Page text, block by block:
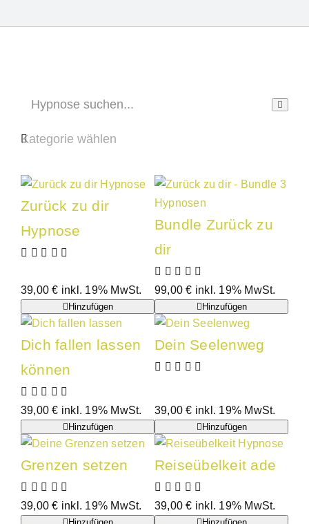
Zurück zu dir
Hypnose
39,00€ inkl. 19% MwSt.
Hinzufügen
Bundle Zurück zu
dir
99,00€ inkl. 19% MwSt.
Hinzufügen
Dich fallen lassen
können
39,00€ inkl. 19% MwSt.
Hinzufügen
Dein Seelenweg
39,00€ inkl. 19% MwSt.
Hinzufügen
Grenzen setzen
39,00€ inkl. 19% MwSt.
Reiseübelkeit ade
39,00€ inkl. 19% MwSt.